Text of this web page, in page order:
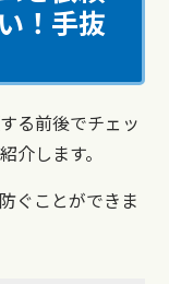
！手抜
る前後でチェッ
介します。
ぐことができま